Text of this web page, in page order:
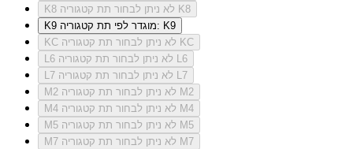
K8
לא ניתן לבחור תת קטגוריה K8
K9
מוגדר לפי תת קטגוריה: K9
KC
לא ניתן לבחור תת קטגוריה KC
L6
לא ניתן לבחור תת קטגוריה L6
L7
לא ניתן לבחור תת קטגוריה L7
M2
לא ניתן לבחור תת קטגוריה M2
M4
לא ניתן לבחור תת קטגוריה M4
M5
לא ניתן לבחור תת קטגוריה M5
M7
לא ניתן לבחור תת קטגוריה M7